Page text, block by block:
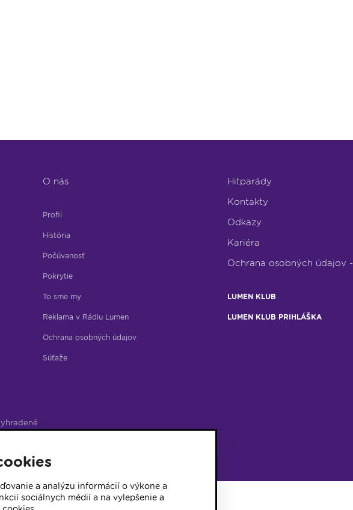
O nás
Profil
História
Počúvanosť
Pokrytie
To sme my
Reklama v Rádiu Lumen
Ochrana osobných údajov
Súťaže
Hitparády
Kontakty
Odkazy
Kariéra
Ochrana osobných údajov
LUMEN KLUB
LUMEN KLUB PRIHLÁŠKA
a analýzu informácií o výkone a
sociálnych médií a na vylepšenie a